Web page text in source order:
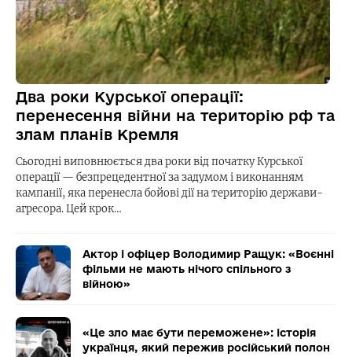
Два роки Курської операції:
перенесення війни на територію рф та
злам планів Кремля
Сьогодні виповнюється два роки від початку Курської
операції — безпрецедентної за задумом і виконанням
кампанії, яка перенесла бойові дії на територію держави-
агресора. Цей крок…
Актор і офіцер Володимир Ращук: «Воєнні
фільми не мають нічого спільного з
війною»
«Це зло має бути переможене»: історія
українця, який пережив російський полон